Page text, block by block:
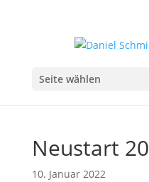
Seite wählen
Neustart
10. Januar 2022